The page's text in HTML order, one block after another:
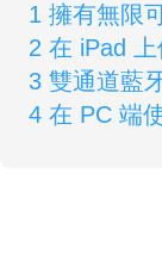
1 擁有無限
2 在 iPad
3 雙通道藍
4 在 PC 端